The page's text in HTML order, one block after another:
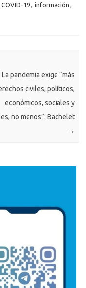
COVID-19, información ,
La pandemia exige “más
civiles, políticos,
económicos, sociales y
no menos”: Bachelet
→